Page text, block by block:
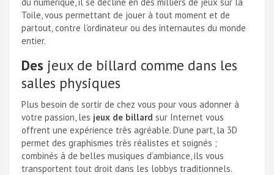
Toile, vous permettant de jouer à tout moment et de
partout, contre l’ordinateur ou des internautes du monde
entier.
Des jeux de billard comme dans les
salles physiques
Plus besoin de sortir de chez vous pour vous adonner à
votre passion, les jeux de billard sur Internet vous
offrent une expérience très agréable. D’une part, la 3D
permet des graphismes très réalistes et soignés ;
combinés à de belles musiques d’ambiance, ils vous
transportent tout droit dans les lobbys traditionnels.